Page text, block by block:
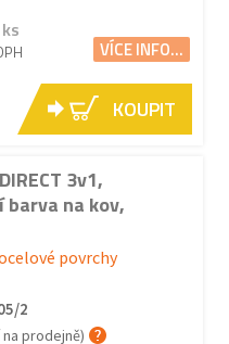
VÍCE INFO...
KOUPIT
3v1,
na kov,
povrchy
2
na prodejně)